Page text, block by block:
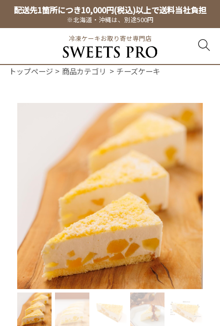
配送先1箇所につき10,000円(税込)以上で送料当社負担
※北海道・沖縄は、別途500円
冷凍ケーキお取り寄せ専門店
トップページ 商品カテゴリ チーズケーキ